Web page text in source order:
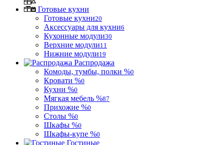
Готовые кухни
Готовые кухни20
Аксессуары для кухни6
Кухонные модули30
Верхние модули11
Нижние модули19
Распродажа
Комоды, тумбы, полки %0
Кровати %0
Кухни %0
Мягкая мебель %87
Прихожие %0
Столы %0
Шкафы %0
Шкафы-купе %0
Гостиные